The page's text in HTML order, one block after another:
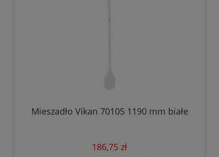
Mieszadło Vikan 70105 1190 mm białe
186,75 zł